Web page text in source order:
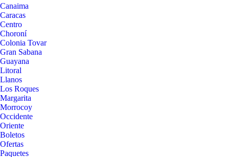
Canaima
Caracas
Centro
Choroní
Colonia Tovar
Gran Sabana
Guayana
Litoral
Llanos
Los Roques
Margarita
Morrocoy
Occidente
Oriente
Boletos
Ofertas
Paquetes